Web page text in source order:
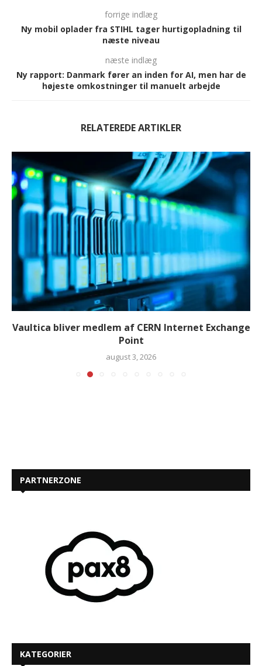
forrige indlæg
Ny mobil oplader fra STIHL tager hurtigopladning til
næste niveau
næste indlæg
Ny rapport: Danmark fører an inden for AI, men har de
højeste omkostninger til manuelt arbejde
RELATEREDE ARTIKLER
Vaultica bliver medlem af CERN Internet Exchange
Point
august 3, 2026
PARTNERZONE
KATEGORIER